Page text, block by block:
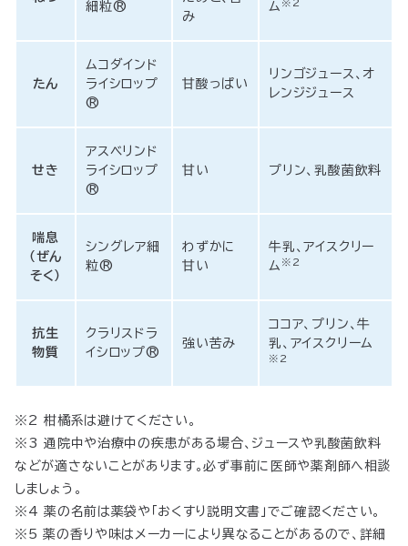
細粒®
み
ム ※2
たん
ムコダインド
ライシロップ
®
甘酸っぱい
リンゴジュース、オ
レンジジュース
せき
アスベリンド
ライシロップ
®
甘い プリン、乳酸菌飲料
喘息
（ぜん
そく）
シングレア細
粒®
わずかに
甘い
牛乳、アイスクリー
ム ※2
抗生
物質
クラリスドラ
イシロップ®
強い苦み
ココア、プリン、牛
乳、アイスクリーム
※2
※2 柑橘系は避けてください。
※3 通院中や治療中の疾患がある場合、ジュースや乳酸菌飲料
などが適さないことがあります。必ず事前に医師や薬剤師へ相談
しましょう。
※4 薬の名前は薬袋や「おくすり説明文書」でご確認ください。
※5 薬の香りや味はメーカーにより異なることがあるので、詳細